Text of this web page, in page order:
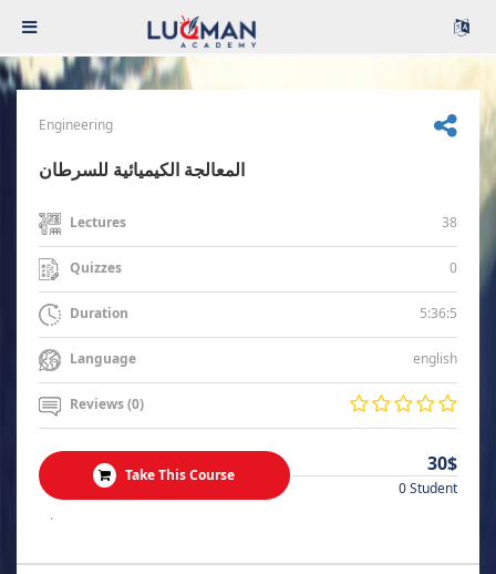
Engineering
المعالجة الكيميائية للسرطان
Lectures 38
Quizzes 0
Duration 5:36:5
Language english
Reviews (0)
Take This Course 30$
0 Student
.